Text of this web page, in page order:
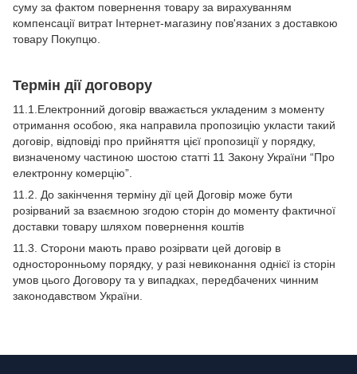
суму за фактом повернення товару за вирахуванням
компенсації витрат Інтернет-магазину пов'язаних з доставкою
товару Покупцю.
Термін дії договору
11.1.Електронний договір вважається укладеним з моменту
отримання особою, яка направила пропозицію укласти такий
договір, відповіді про прийняття цієї пропозиції у порядку,
визначеному частиною шостою статті 11 Закону України “Про
електронну комерцію”.
11.2. До закінчення терміну дії цей Договір може бути
розірваний за взаємною згодою сторін до моменту фактичної
доставки товару шляхом повернення коштів
11.3. Сторони мають право розірвати цей договір в
односторонньому порядку, у разі невиконання однієї із сторін
умов цього Договору та у випадках, передбачених чинним
законодавством України.